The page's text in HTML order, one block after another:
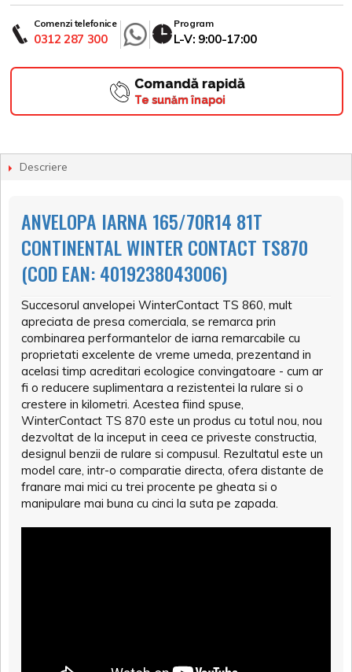
Comenzi telefonice
0312 287 300
Program
L-V: 9:00-17:00
Comandă rapidă
Te sunăm înapoi
Descriere
ANVELOPA IARNA 165/70R14 81T
CONTINENTAL WINTER CONTACT TS870
(COD EAN: 4019238043006)
Succesorul anvelopei WinterContact TS 860, mult
apreciata de presa comerciala, se remarca prin
combinarea performantelor de iarna remarcabile cu
proprietati excelente de vreme umeda, prezentand in
acelasi timp acreditari ecologice convingatoare - cum ar
fi o reducere suplimentara a rezistentei la rulare si o
crestere in kilometri. Acestea fiind spuse,
WinterContact TS 870 este un produs cu totul nou, nou
dezvoltat de la inceput in ceea ce priveste constructia,
designul benzii de rulare si compusul. Rezultatul este un
model care, intr-o comparatie directa, ofera distante de
franare mai mici cu trei procente pe gheata si o
manipulare mai buna cu cinci la suta pe zapada.